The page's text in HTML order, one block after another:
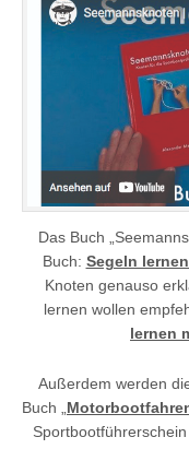
Das Buch
Buch: Segeln
Knoten genauso
lernen wollen
lernen
Außerdem werden
Buch „